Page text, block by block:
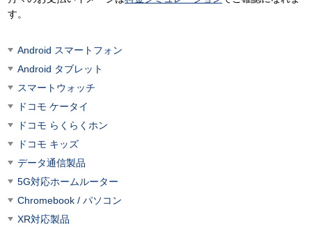
す。
Android スマートフォン
Android タブレット
スマートウォッチ
ドコモ ケータイ
ドコモ らくらくホン
ドコモ キッズ
データ通信製品
5G対応ホームルーター
Chromebook / パソコン
XR対応製品